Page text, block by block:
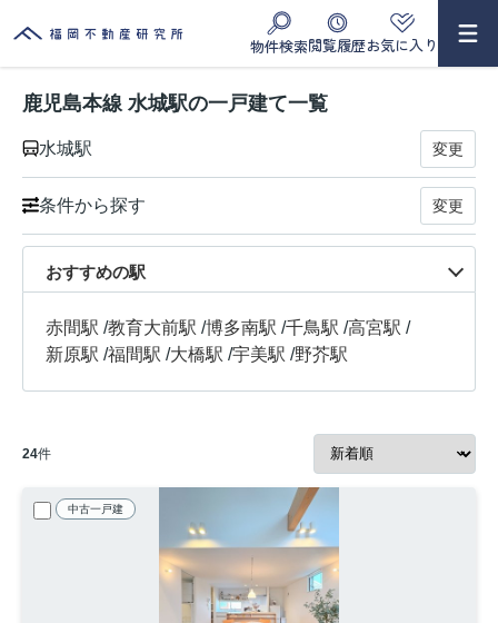
物件検索閲覧履歴お気に入り
鹿児島本線 水城駅の一戸建て一覧
水城駅 変更
条件から探す 変更
おすすめの駅
赤間駅 /教育大前駅 /博多南駅 /千鳥駅 /高宮駅 /
新原駅 /福間駅 /大橋駅 /宇美駅 /野芥駅
24件
中古一戸建